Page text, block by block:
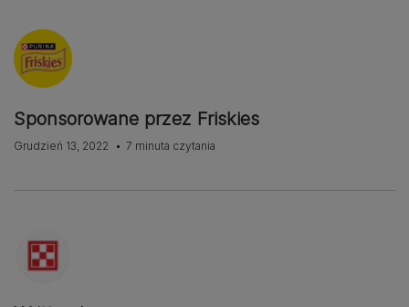
Sponsorowane przez Friskies
Grudzień 13, 2022 7 minuta czytania